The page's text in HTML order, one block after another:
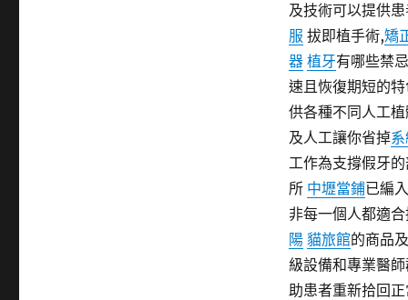
及技術可以提供
服 拔即植手術,矯
器 植牙有哪些禁
速且恢復期短的
供各種不同人工
及人工讓你省掉
工作為支撐假牙的
所 中壢當鋪已編入
非每一個人都適合
陽 貓旅館的商品及
級設備和專業醫
助患者重新拾回